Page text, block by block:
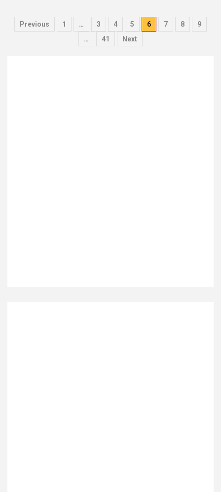
Pagination
Previous 1 … 3 4 5 6 7 8
9
…
41 Next